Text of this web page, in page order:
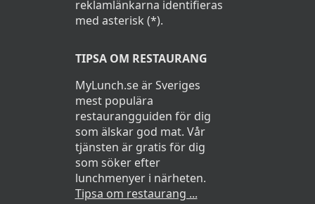
reklamlänkarna identifieras
med asterisk (*).
TIPSA OM RESTAURANG
MyLunch.se är Sveriges
mest populära
restaurangguiden för dig
som älskar god mat. Vår
tjänsten är gratis för dig
som söker efter
lunchmenyer i närheten.
Tipsa om restaurang ...